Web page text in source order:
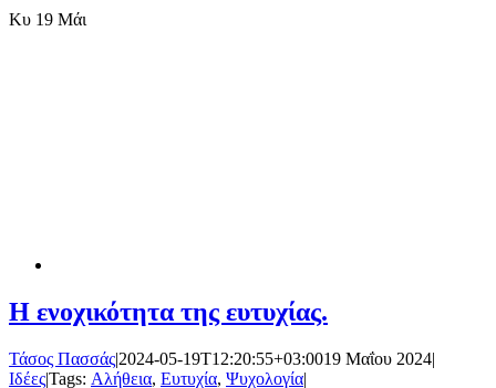
Κυ 19 Μάι
Η ενοχικότητα της ευτυχίας.
Τάσος Πασσάς|2024-05-19T12:20:55+03:0019 Μαΐου 2024|
Ιδέες|Tags: Αλήθεια, Ευτυχία, Ψυχολογία|